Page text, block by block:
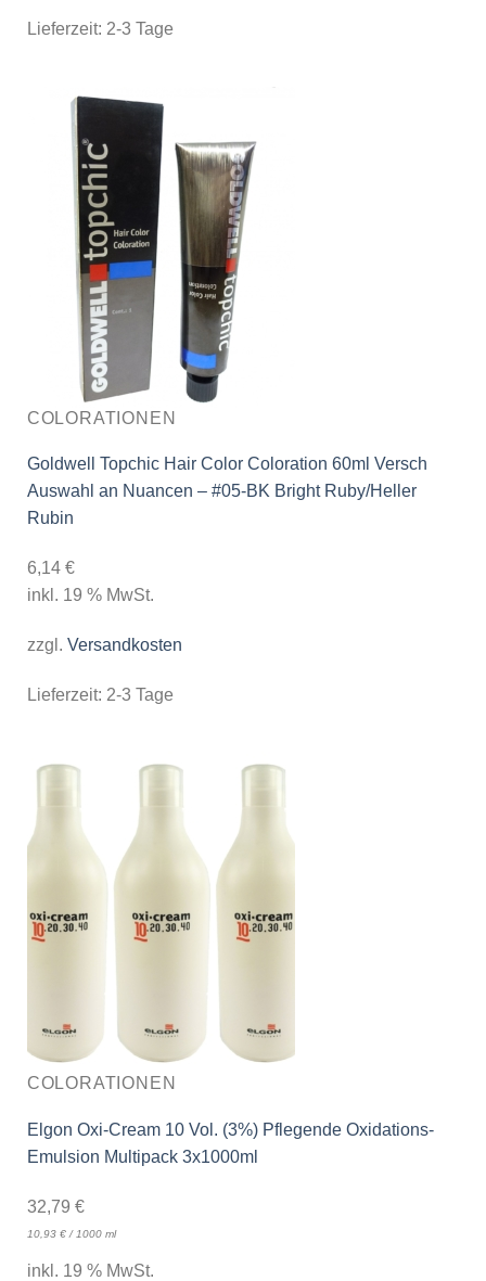
Lieferzeit: 2-3 Tage
COLORATIONEN
Goldwell Topchic Hair Color Coloration 60ml Versch
Auswahl an Nuancen – #05-BK Bright Ruby/Heller
Rubin
6,14 €
inkl. 19 % MwSt.
zzgl. Versandkosten
Lieferzeit: 2-3 Tage
COLORATIONEN
Elgon Oxi-Cream 10 Vol. (3%) Pflegende Oxidations-
Emulsion Multipack 3x1000ml
32,79 €
10,93 €/ 1000 ml
inkl. 19 % MwSt.